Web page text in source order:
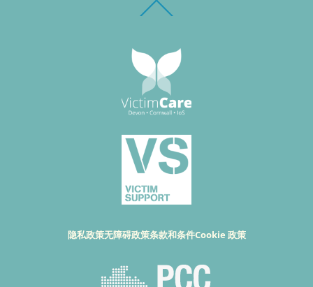
To
隐私政策无障碍政策条款和条件Cookie 政策